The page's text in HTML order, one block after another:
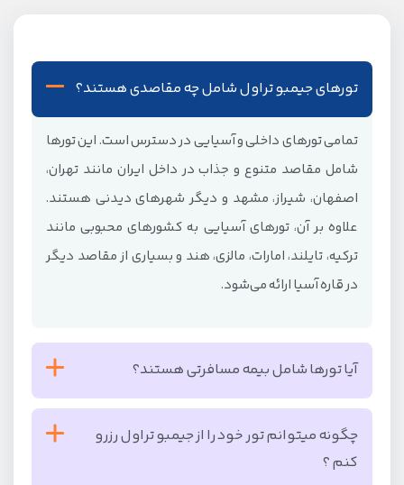
تورهای جیمبو تراول شامل چه مقاصدی هستند؟
تمامی تورهای داخلی و آسیایی در دسترس است. این تورها
شامل مقاصد متنوع و جذاب در داخل ایران مانند تهران،
اصفهان، شیراز، مشهد و دیگر شهرهای دیدنی هستند.
علاوه بر آن، تورهای آسیایی به کشورهای محبوبی مانند
ترکیه، تایلند، امارات، مالزی، هند و بسیاری از مقاصد دیگر
در قاره آسیا ارائه می‌شود.
آیا تورها شامل بیمه مسافرتی هستند؟
بله، تمامی تورها شامل بیمه مسافرتی می‌باشند. این بیمه
برای ایمنی و راحتی مسافران در طول سفر ارائه می‌شود.
چگونه میتوانم تور خود را از جیمبو تراول رزرو
کنم ؟